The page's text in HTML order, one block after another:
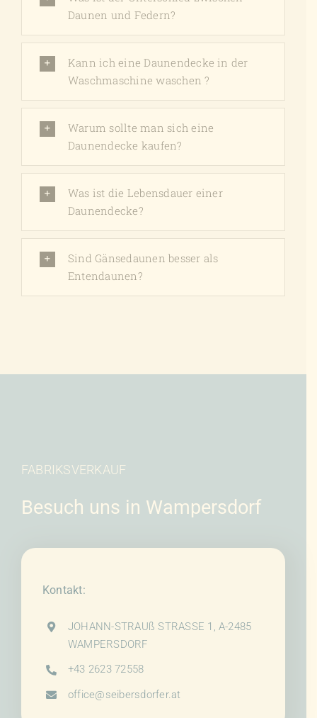
Daunen und Federn?
Kann ich eine Daunendecke in der
Waschmaschine waschen ?
Warum sollte man sich eine
Daunendecke kaufen?
Was ist die Lebensdauer einer
Daunendecke?
Sind Gänsedaunen besser als
Entendaunen?
FABRIKSVERKAUF
Besuch uns in Wampersdorf
Kontakt:
JOHANN-STRAUß STRASSE 1, A-2485
WAMPERSDORF
+43 2623 72558
office@seibersdorfer.at